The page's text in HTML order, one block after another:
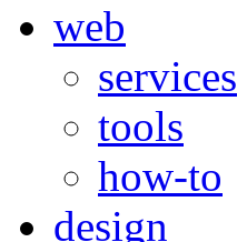
web
services
tools
how-to
design